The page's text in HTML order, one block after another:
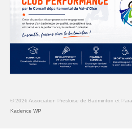
© 2026 Association Presloise de Badminton et
Kadence WP